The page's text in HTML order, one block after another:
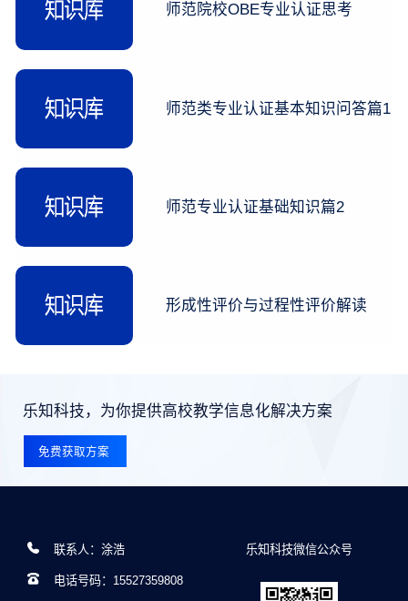
师范院校OBE专业认证思考
师范类专业认证基本知识问答篇1
师范专业认证基础知识篇2
形成性评价与过程性评价解读
乐知科技，为你提供高校教学信息化解决方案
免费获取方案
联系人：涂浩
电话号码：15527359808
乐知科技微信公众号